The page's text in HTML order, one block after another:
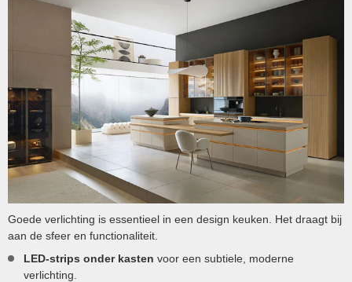
Goede verlichting is essentieel in een design keuken. Het draagt bij
aan de sfeer en functionaliteit.
LED-strips onder kasten voor een subtiele, moderne
verlichting.